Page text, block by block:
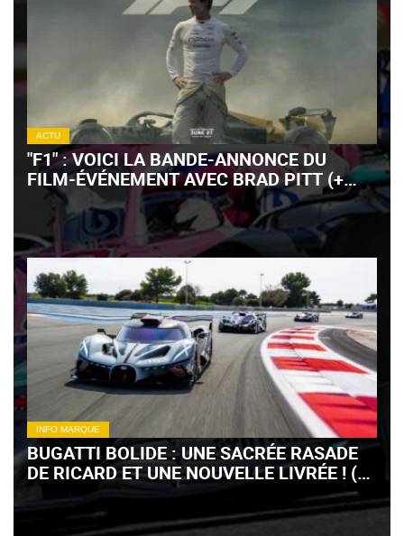
ACTU
"F1" : VOICI LA BANDE-ANNONCE DU
FILM-ÉVÉNEMENT AVEC BRAD PITT (+
VIDÉO)
INFO MARQUE
BUGATTI BOLIDE : UNE SACRÉE RASADE
DE RICARD ET UNE NOUVELLE LIVRÉE ! (+
VIDÉO)